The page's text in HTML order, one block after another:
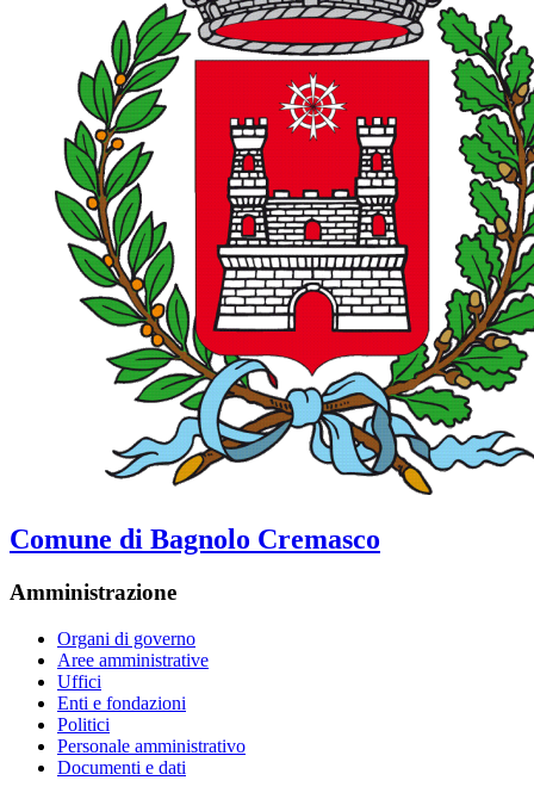
Comune di Bagnolo Cremasco
Amministrazione
Organi di governo
Aree amministrative
Uffici
Enti e fondazioni
Politici
Personale amministrativo
Documenti e dati